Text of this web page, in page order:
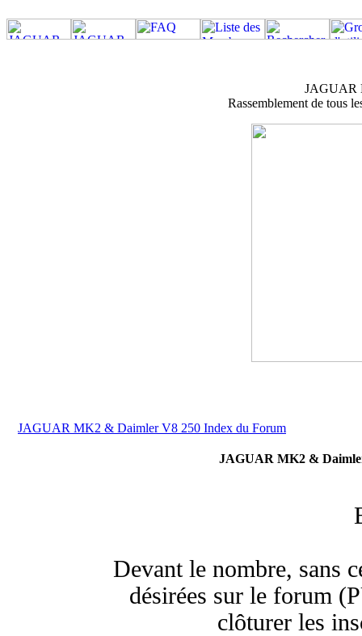
JAGUAR
Rassemblement de tous
JAGUAR MK2 & Daimler V8 250 Index du Forum
JAGUAR MK2 &
Devant le nombre, sans
désirées sur le forum
clôturer les